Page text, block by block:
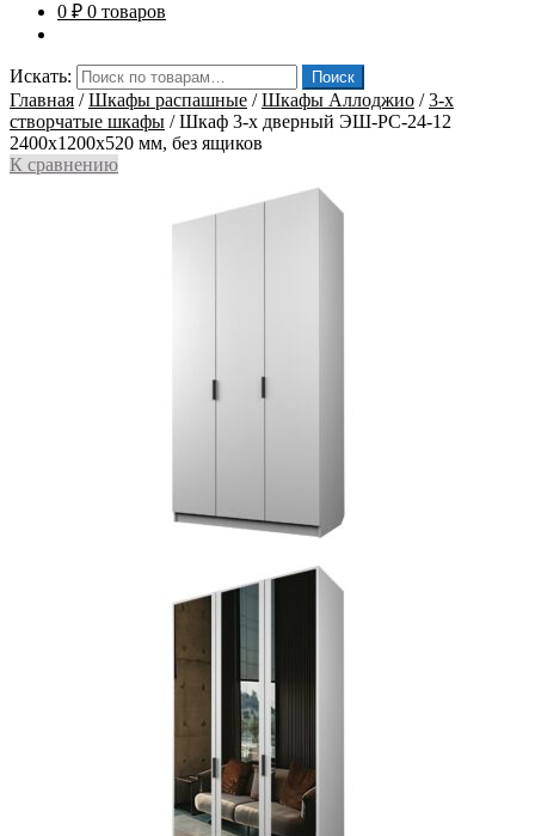
0 ₽ 0 товаров
Искать: Поиск
Главная /Шкафы распашные /Шкафы Аллоджио /3-х
створчатые шкафы /Шкаф 3-х дверный ЭШ-РС-24-12
2400x1200x520 мм, без ящиков
К сравнению